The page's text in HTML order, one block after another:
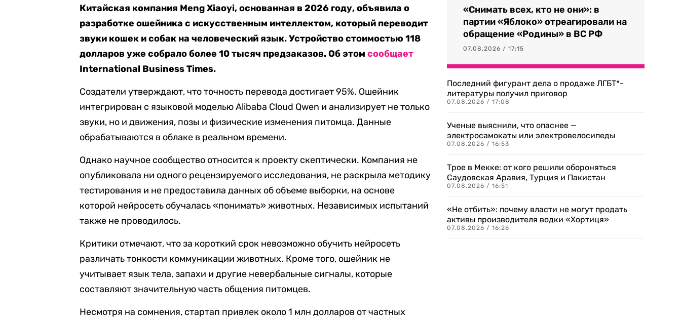
Китайская компания Meng Xiaoyi, основанная в 2026 году, объявила о
разработке ошейника с искусственным интеллектом, который переводит
звуки кошек и собак на человеческий язык. Устройство стоимостью 118
долларов уже собрало более 10 тысяч предзаказов. Об этомсообщает
International Business Times.
Создатели утверждают, что точность перевода достигает 95%. Ошейник
интегрирован с языковой моделью Alibaba Cloud Qwen и анализирует не только
звуки, но и движения, позы и физические изменения питомца. Данные
обрабатываются в облаке в реальном времени.
Однако научное сообщество относится к проекту скептически. Компания не
опубликовала ни одного рецензируемого исследования, не раскрыла методику
тестирования и не предоставила данных об объеме выборки, на основе
которой нейросеть обучалась «понимать» животных. Независимых испытаний
также не проводилось.
Критики отмечают, что за короткий срок невозможно обучить нейросеть
различать тонкости коммуникации животных. Кроме того, ошейник не
учитывает язык тела, запахи и другие невербальные сигналы, которые
составляют значительную часть общения питомцев.
Несмотря на сомнения, стартап привлек около 1 млн долларов от частных
«Снимать всех, кто не они»: в
партии «Яблоко» отреагировали на
обращение «Родины» в ВС РФ
07.08.2026 / 17:15
Последний фигурант дела о продаже ЛГБТ*-
литературы получил приговор
07.08.2026 / 17:08
Ученые выяснили, что опаснее —
электросамокаты или электровелосипеды
07.08.2026 / 16:53
Трое в Мекке: от кого решили обороняться
Саудовская Аравия, Турция и Пакистан
07.08.2026 / 16:51
«Не отбить»: почему власти не могут продать
активы производителя водки «Хортиця»
07.08.2026 / 16:26